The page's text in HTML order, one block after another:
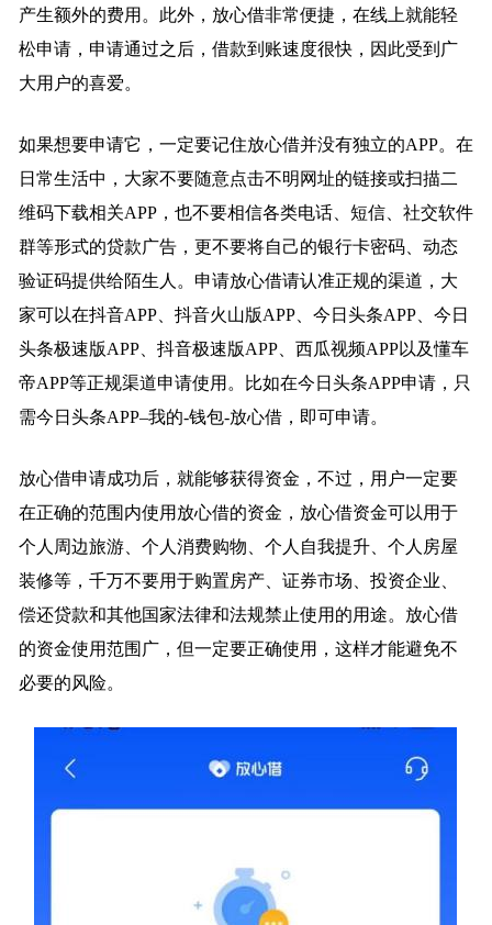
产生额外的费用。此外，放心借非常便捷，在线上就能轻
松申请，申请通过之后，借款到账速度很快，因此受到广
大用户的喜爱。
如果想要申请它，一定要记住放心借并没有独立的APP。在
日常生活中，大家不要随意点击不明网址的链接或扫描二
维码下载相关APP，也不要相信各类电话、短信、社交软件
群等形式的贷款广告，更不要将自己的银行卡密码、动态
验证码提供给陌生人。申请放心借请认准正规的渠道，大
家可以在抖音APP、抖音火山版APP、今日头条APP、今日
头条极速版APP、抖音极速版APP、西瓜视频APP以及懂车
帝APP等正规渠道申请使用。比如在今日头条APP申请，只
需今日头条APP–我的-钱包-放心借，即可申请。
放心借申请成功后，就能够获得资金，不过，用户一定要
在正确的范围内使用放心借的资金，放心借资金可以用于
个人周边旅游、个人消费购物、个人自我提升、个人房屋
装修等，千万不要用于购置房产、证券市场、投资企业、
偿还贷款和其他国家法律和法规禁止使用的用途。放心借
的资金使用范围广，但一定要正确使用，这样才能避免不
必要的风险。